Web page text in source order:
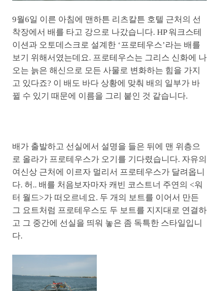
9월6일 이른 아침에 맨하튼 리츠칼튼 호텔 근처의 선
착장에서 배를 타고 강으로 나갔습니다. HP 워크스테
이션과 오토데스크로 설계한 ‘프로테우스’라는 배를
보기 위해서였는데요. 프로테우스는 그리스 신화에 나
오는 늙은 해신으로 모든 사물로 변화하는 힘을 가지
고 있다죠? 이 배도 바다 상황에 맞춰 배의 일부가 바
뀔 수 있기 때문에 이름을 그리 붙인 것 같습니다.
배가 출발하고 선실에서 설명을 들은 뒤에 맨 위층으
로 올라가 프로테우스가 오기를 기다렸습니다. 자유의
여신상 근처에 이르자 멀리서 프로테우스가 달려옵니
다. 허.. 배를 처음보자마자 캐빈 코스트너 주연의 <워
터 월드>가 떠오르네요. 두 개의 보트를 이어서 만든
그 요트처럼 프로테우스도 두 보트를 지지대로 연결하
고 그 중간에 선실을 띄워 놓은 좀 독특한 스타일입니
다.